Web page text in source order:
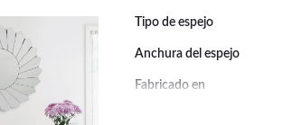
Tipo de espejo
Anchura del espejo
Fabricado en